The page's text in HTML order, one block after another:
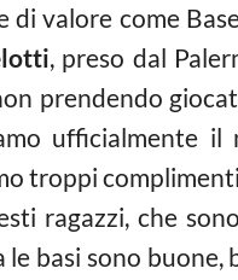
valore come
, preso dal
prendendo
ufficialmente il
troppi
ragazzi, che
le basi sono